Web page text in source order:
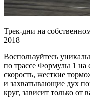
Трек-дни на
2018
Воспользуйтесь
по трассе Формулы 1 на
скорость, жесткие
и захватывающие дух
круг, зависит только от